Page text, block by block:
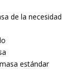
de la necesidad
estándar